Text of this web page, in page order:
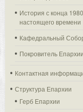
История с конца
настоящего времени
Кафедральный
Покровитель Епархии
Контактная
Структура Епархии
Герб Епархии